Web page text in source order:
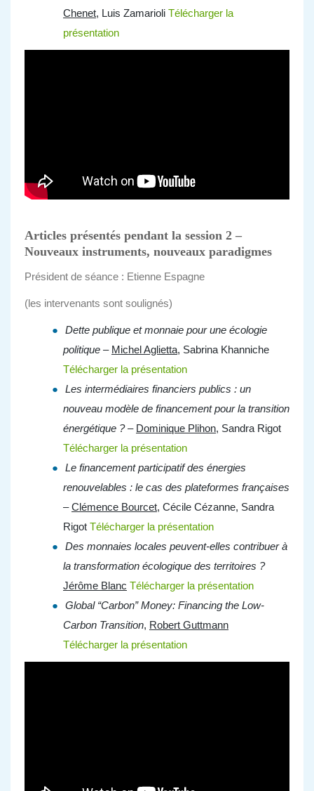
Chenet, Luis Zamarioli Télécharger la
présentation
Articles présentés pendant la session 2 –
Nouveaux instruments, nouveaux paradigmes
Président de séance : Etienne Espagne
(les intervenants sont soulignés)
Dette publique et monnaie pour une écologie
politique – Michel Aglietta, Sabrina Khanniche
Télécharger la présentation
Les intermédiaires financiers publics : un
nouveau modèle de financement pour la transition
énergétique ?– Dominique Plihon, Sandra Rigot
Télécharger la présentation
Le financement participatif des énergies
renouvelables : le cas des plateformes françaises
–Clémence Bourcet, Cécile Cézanne, Sandra
Rigot Télécharger la présentation
Des monnaies locales peuvent-elles contribuer à
la transformation écologique des territoires ?
Jérôme Blanc Télécharger la présentation
Global “Carbon” Money: Financing the Low-
Carbon Transition, Robert Guttmann
Télécharger la présentation